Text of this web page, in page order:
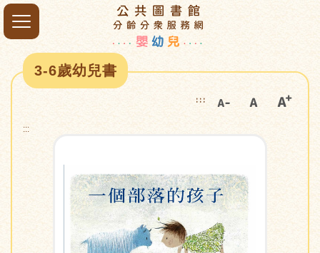
3-6歲幼兒書
:::
:::